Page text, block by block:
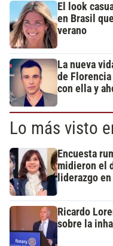
El look
en Brasil
verano
La nueva
de
con ella y
Lo más visto
Encuesta
midieron el
liderazgo
Ricardo
sobre la